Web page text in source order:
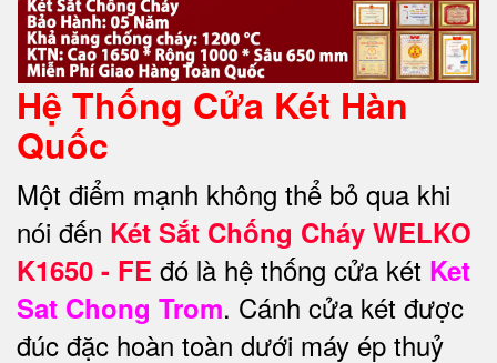
Hệ Thống Cửa Két Hàn
Quốc
Một điểm mạnh không thể bỏ qua khi
nói đến Két Sắt Chống Cháy WELKO
K1650 - FE đó là hệ thống cửa két Ket
Sat Chong Trom. Cánh cửa két được
đúc đặc hoàn toàn dưới máy ép thuỷ